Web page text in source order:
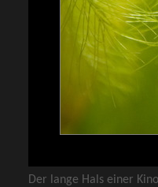
Der lange Hals einer